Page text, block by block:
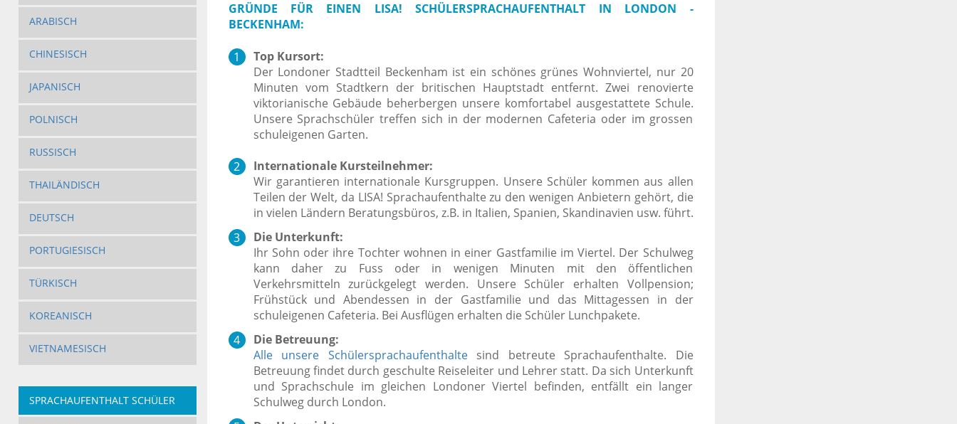
ARABISCH
CHINESISCH
JAPANISCH
POLNISCH
RUSSISCH
THAILÄNDISCH
DEUTSCH
PORTUGIESISCH
TÜRKISCH
KOREANISCH
VIETNAMESISCH
SPRACHAUFENTHALT SCHÜLER
GRÜNDE FÜR EINEN LISA! SCHÜLERSPRACHAUFENTHALT IN LONDON -
BECKENHAM:
Top Kursort:
Der Londoner Stadtteil Beckenham ist ein schönes grünes Wohnviertel, nur 20
Minuten vom Stadtkern der britischen Hauptstadt entfernt. Zwei renovierte
viktorianische Gebäude beherbergen unsere komfortabel ausgestattete Schule.
Unsere Sprachschüler treffen sich in der modernen Cafeteria oder im grossen
schuleigenen Garten.
Internationale Kursteilnehmer:
Wir garantieren internationale Kursgruppen. Unsere Schüler kommen aus allen
Teilen der Welt, da LISA! Sprachaufenthalte zu den wenigen Anbietern gehört, die
in vielen Ländern Beratungsbüros, z.B. in Italien, Spanien, Skandinavien usw. führt.
Die Unterkunft:
Ihr Sohn oder ihre Tochter wohnen in einer Gastfamilie im Viertel. Der Schulweg
kann daher zu Fuss oder in wenigen Minuten mit den öffentlichen
Verkehrsmitteln zurückgelegt werden. Unsere Schüler erhalten Vollpension;
Frühstück und Abendessen in der Gastfamilie und das Mittagessen in der
schuleigenen Cafeteria. Bei Ausflügen erhalten die Schüler Lunchpakete.
Die Betreuung:
Alle unsere Schülersprachaufenthaltesind betreute Sprachaufenthalte. Die
Betreuung findet durch geschulte Reiseleiter und Lehrer statt. Da sich Unterkunft
und Sprachschule im gleichen Londoner Viertel befinden, entfällt ein langer
Schulweg durch London.